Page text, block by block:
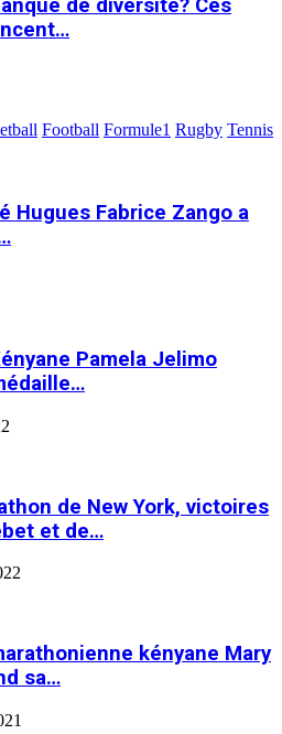
de diversité? Ces
Football Formule1 Rugby Tennis
Hugues Fabrice Zango a
Pamela Jelimo
de New York, victoires
et de…
kényane Mary
sa…